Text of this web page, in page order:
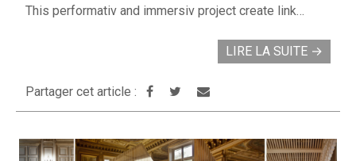
This performativ and immersiv project create link…
LIRE LA SUITE →
Partager cet article :